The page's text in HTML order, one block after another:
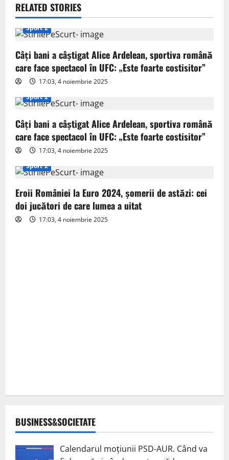
v
i
g
a
t
i
o
n
RELATED STORIES
Sport 2
Câți bani a câștigat Alice Ardelean, sportiva română
care face spectacol în UFC: „Este foarte costisitor”
17:03, 4 noiembrie 2025
Sport 2
Câți bani a câștigat Alice Ardelean, sportiva română
care face spectacol în UFC: „Este foarte costisitor”
17:03, 4 noiembrie 2025
Sport 2
Eroii României la Euro 2024, șomerii de astăzi: cei
doi jucători de care lumea a uitat
17:03, 4 noiembrie 2025
BUSINESS&SOCIETATE
Calendarul moțiunii PSD-AUR. Când va